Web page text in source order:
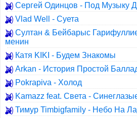
Сергей Одинцов - Под Музыку
Vlad Well - Суета
Султан & Бейбарыс
менин
Катя KIKI - Будем Знакомы
Arkan - История Простой
Pokrapiva - Холод
Kamazz feat. Света -
Тимур Timbigfamily - Небо На